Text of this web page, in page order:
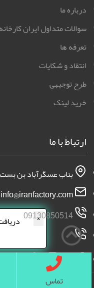
تماس
×
درباره ما
سوالات متداول ایران کارخانه
تعرفه ها
انتقاد و شکایات
طرح توجیهی
خرید لینک
ارتباط با ما
بناب عسگرآباد بن بست
09130850514